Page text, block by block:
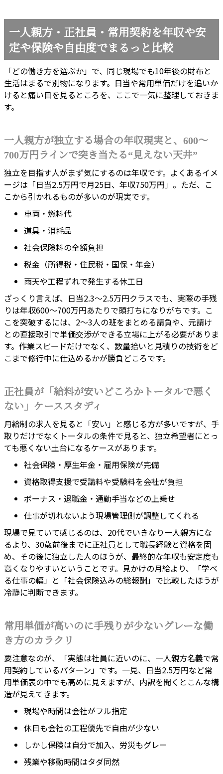
一人親方・正社員・常用契約を年収や安
定や保険や自由度でまるっと比較
「どの働き方を選ぶか」で、同じ現場でも10年後の財布と
生活はまるで別物になります。日当や常用単価だけを追いか
けると痛い目を見るところを、ここで一気に整理しておきま
す。
一人親方が独立する場合の年収現実と、600〜
700万円ラインで突き当たる“見えない天井”
独立を目指す人がまず気にするのは年収です。よくあるイメ
ージは「日当2.5万円で月25日、年収750万円」。ただ、こ
こから引かれるものが多いのが現実です。
車両・燃料代
道具・消耗品
社会保険料の全額負担
税金（所得税・住民税・国保・年金）
雨天や工程ずれで発生する休工日
ざっくり言えば、日当2.3〜2.5万円クラスでも、実際の手残
りは年収600〜700万円あたりで頭打ちになりがちです。こ
こを突破するには、2〜3人の班をまとめる請負や、元請け
との直接取引で単価交渉ができる立場に上がる必要がありま
す。作業スピードだけでなく、数量拾いと見積りの技術をど
こまで修行中に仕込めるかが勝負どころです。
正社員が「給料が安いどころかトータルで悪く
ない」ケーススタディ
月給制の求人を見ると「安い」と感じる方が多いですが、手
取りだけでなくトータルの条件で見ると、独立希望者にとっ
ても悪くない土台になるケースがあります。
社会保険・厚生年金・雇用保険が完備
資格取得支援で受講料や受験料を会社が負担
ボーナス・退職金・通勤手当などの上乗せ
仕事が切れないよう現場管理側が調整してくれる
現場で見ていて感じるのは、20代でいきなり一人親方にな
るより、30歳前後までに正社員として職長経験と資格を固
め、その後に独立した人のほうが、最終的な年収も安定度も
高くなりやすいということです。見かけの月給より、「学べ
る仕事の幅」と「社会保険込みの総報酬」で比較したほうが
冷静に判断できます。
常用単価が高いのに手残りが少ないグレーな働
き方のカラクリ
要注意なのが、「実態は社員に近いのに、一人親方名義で常
用契約しているパターン」です。一見、日当2.5万円など常
用単価表の中でも高めに見えますが、内訳を聞くとこんな構
造が見えてきます。
現場や時間は会社がフル指定
休日も会社の工程優先で自由が少ない
しかし保険は自分で加入、労災もグレー
残業や移動時間はタダ同然